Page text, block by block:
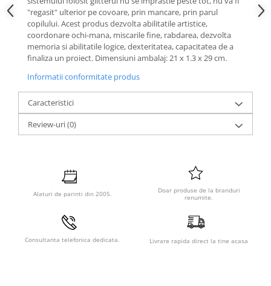
"regasit" ulterior pe covoare, prin mancare, prin parul
copilului. Acest produs dezvolta abilitatile artistice,
coordonare ochi-mana, miscarile fine, rabdarea, dezvolta
memoria si abilitatile logice, dexteritatea, capacitatea de a
finaliza un proiect. Dimensiuni ambalaj: 21 x 1.3 x 29 cm.
Informatii conformitate produs
Caracteristici
Review-uri(0)
Alaturi de parinti din 2005.
Doar produse de la branduri
renumite.
Consultanta telefonica dedicata. Livrare rapida direct la tine acasa